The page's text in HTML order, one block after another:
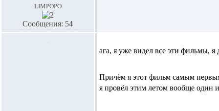
limpopo
Сообщения: 54
ага, я уже видел все эти фильмы, я
Причём я этот фильм самым
я провёл этим летом вообще один